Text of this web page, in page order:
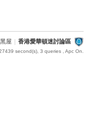
屋 香港愛華頓迷討論區
second(s), 3 queries , Apc On.